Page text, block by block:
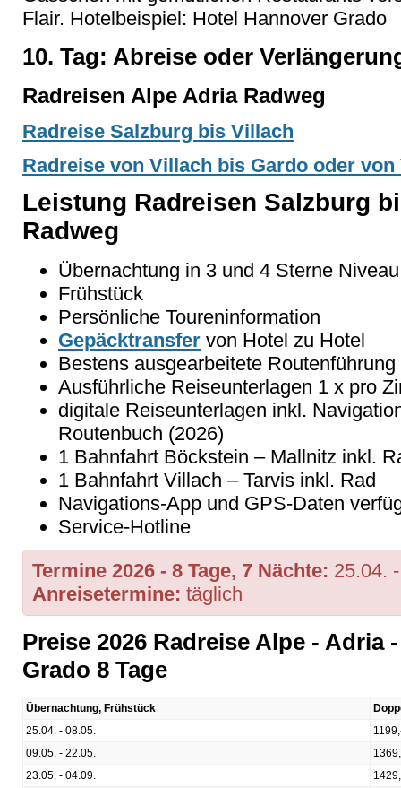
Flair. Hotelbeispiel: Hotel Hannover Grado
10. Tag: Abreise oder
Radreisen Alpe Adria Radweg
Radreise Salzburg bis Villach
Radreise von Villach bis Gardo oder
Leistung Radreisen Salzburg
Radweg
Übernachtung in 3 und 4 Sterne
Frühstück
Persönliche Toureninformation
Gepäcktransfer von Hotel zu Hotel
Bestens ausgearbeitete Routenführung
Ausführliche Reiseunterlagen 1 x pro
digitale Reiseunterlagen inkl.
Routenbuch (2026)
1 Bahnfahrt Böckstein – Mallnitz inkl.
1 Bahnfahrt Villach – Tarvis inkl. Rad
Navigations-App und GPS-Daten
Service-Hotline
Termine 2026 - 8 Tage, 7 Nächte: 25.04.
Anreisetermine: täglich
Preise 2026 Radreise Alpe - Adria
Grado 8 Tage
Übernachtung, Frühstück
25.04. - 08.05.
09.05. - 22.05.
23.05. - 04.09.